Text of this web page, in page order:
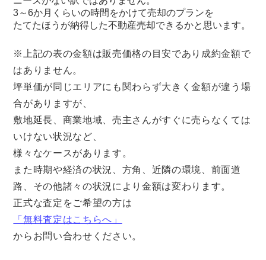
3～6か月くらいの時間をかけて売却のプランを
たてたほうが納得した不動産売却できるかと思います。
※上記の表の金額は販売価格の目安であり成約金額で
はありません。
坪単価が同じエリアにも関わらず大きく金額が違う場
合がありますが、
敷地延長、商業地域、売主さんがすぐに売らなくては
いけない状況など、
様々なケースがあります。
また時期や経済の状況、方角、近隣の環境、前面道
路、その他諸々の状況により金額は変わります。
正式な査定をご希望の方は
「無料査定はこちらへ」
からお問い合わせください。